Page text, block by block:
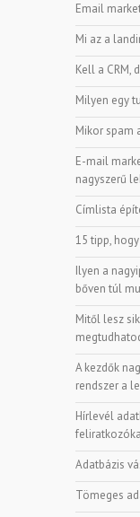
Email
Mi az a
Kell a CRM,
Milyen egy
Mikor spam
E-mail
nagyszerű
Címlista
15 tipp,
Ilyen a
bőven túl
Mitől lesz
A kezdők
rendszer a
Hírlevél
Adatbázis
Tömeges